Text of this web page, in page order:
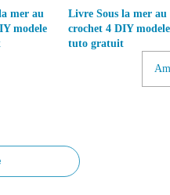
mer au
modele
Livre Sous la mer au
crochet 4 DIY modele
tuto gratuit